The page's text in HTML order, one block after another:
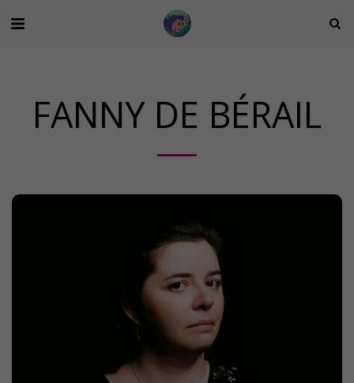
FANNY DE BÉRAIL